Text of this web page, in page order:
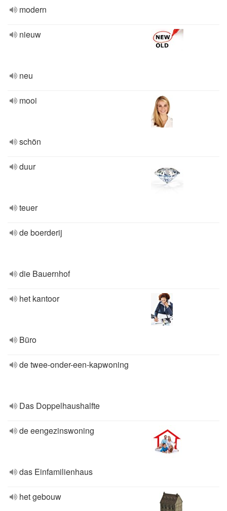
modern
nieuw
neu
mooi
schön
duur
teuer
de boerderij
die Bauernhof
het kantoor
Büro
de twee-onder-een-kapwoning
Das Doppelhaushalfte
de eengezinswoning
das Einfamilienhaus
het gebouw